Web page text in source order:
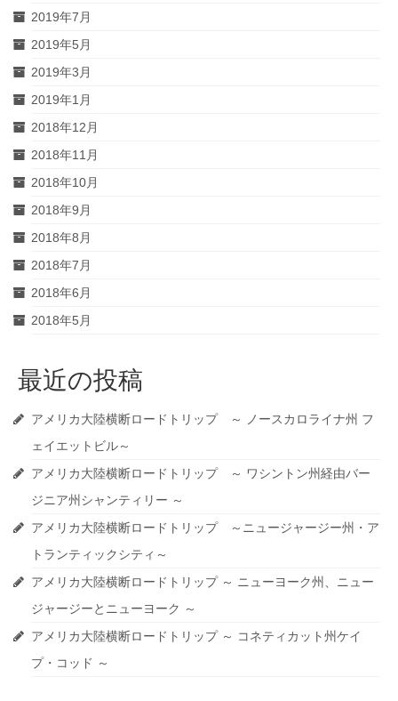
2019年7月
2019年5月
2019年3月
2019年1月
2018年12月
2018年11月
2018年10月
2018年9月
2018年8月
2018年7月
2018年6月
2018年5月
最近の投稿
アメリカ大陸横断ロードトリップ ～ ノースカロライナ州 フ
ェイエットビル～
アメリカ大陸横断ロードトリップ ～ ワシントン州経由バー
ジニア州シャンティリー ～
アメリカ大陸横断ロードトリップ ～ニュージャージー州・ア
トランティックシティ～
アメリカ大陸横断ロードトリップ ～ ニューヨーク州、ニュー
ジャージーとニューヨーク ～
アメリカ大陸横断ロードトリップ ～ コネティカット州ケイ
プ・コッド ～